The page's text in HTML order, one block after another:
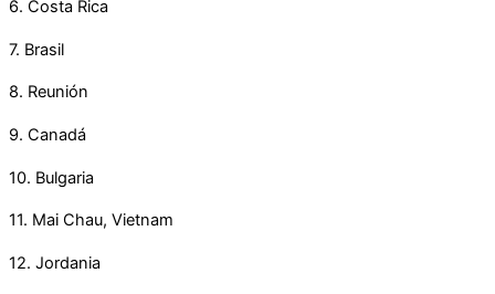
6. Costa Rica
7. Brasil
8. Reunión
9. Canadá
10. Bulgaria
11. Mai Chau, Vietnam
12. Jordania